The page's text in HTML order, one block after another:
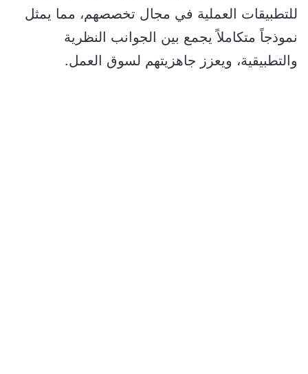
للتطبيقات العملية في مجال تخصصهم، مما يمثل
نموذجاً متكاملاً يجمع بين الجوانب النظرية
والتطبيقية، ويعزز جاهزيتهم لسوق العمل.